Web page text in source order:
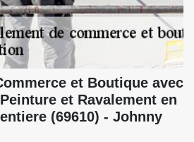
et Boutique avec
et Ravalement en
(69610) - Johnny